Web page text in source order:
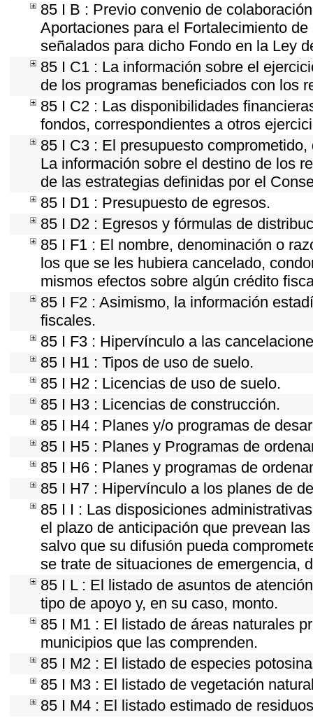
85 I B : Previo convenio de
Aportaciones para el Fortalecimiento
señalados para dicho Fondo en la Ley
85 I C1 : La información sobre el
de los programas beneficiados con los
85 I C2 : Las disponibilidades
fondos, correspondientes a otros
85 I C3 : El presupuesto
La información sobre el destino de los
de las estrategias definidas por el
85 I D1 : Presupuesto de egresos.
85 I D2 : Egresos y fórmulas de
85 I F1 : El nombre, denominación o
los que se les hubiera cancelado,
mismos efectos sobre algún crédito
85 I F2 : Asimismo, la información
fiscales.
85 I F3 : Hipervínculo a las
85 I H1 : Tipos de uso de suelo.
85 I H2 : Licencias de uso de suelo.
85 I H3 : Licencias de construcción.
85 I H4 : Planes y/o programas de
85 I H5 : Planes y Programas de
85 I H6 : Planes y programas de
85 I H7 : Hipervínculo a los planes de
85 I I : Las disposiciones
el plazo de anticipación que prevean
salvo que su difusión pueda
se trate de situaciones de emergencia,
85 I L : El listado de asuntos de
tipo de apoyo y, en su caso, monto.
85 I M1 : El listado de áreas naturales
municipios que las comprenden.
85 I M2 : El listado de especies
85 I M3 : El listado de vegetación
85 I M4 : El listado estimado de